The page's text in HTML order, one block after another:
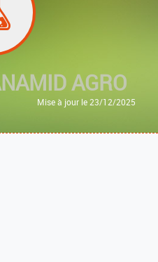
AGRO
Mise à jour le 23/12/2025